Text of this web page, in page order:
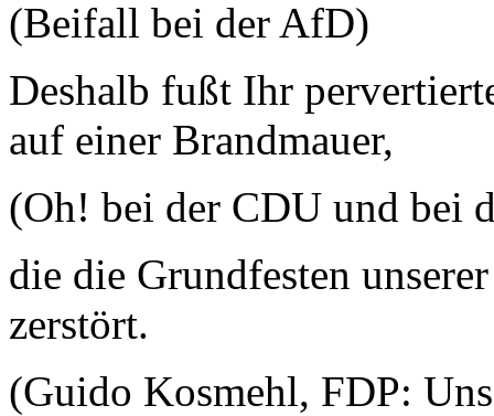
(Beifall bei der AfD)
Deshalb fußt Ihr
auf einer Brandmauer,
(Oh! bei der CDU und bei
die die Grundfesten
zerstört.
(Guido Kosmehl, FDP: